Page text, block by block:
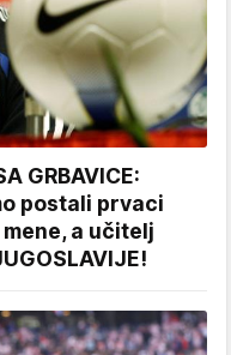
GRBAVICE:
postali prvaci
a učitelj